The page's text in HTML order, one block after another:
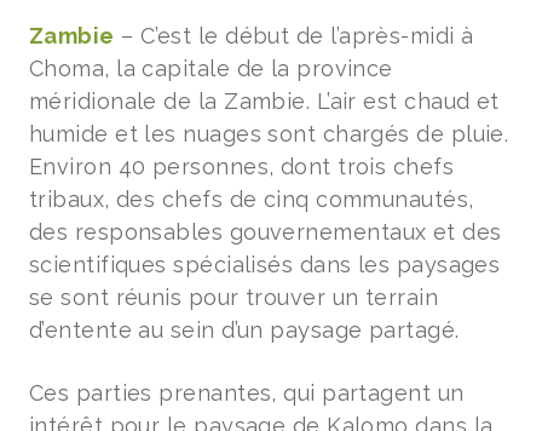
Zambie – C’est le début de l’après-midi à
Choma, la capitale de la province
méridionale de la Zambie. L’air est chaud et
humide et les nuages sont chargés de pluie.
Environ 40 personnes, dont trois chefs
tribaux, des chefs de cinq communautés,
des responsables gouvernementaux et des
scientifiques spécialisés dans les paysages
se sont réunis pour trouver un terrain
d’entente au sein d’un paysage partagé.
Ces parties prenantes, qui partagent un
intérêt pour le paysage de Kalomo dans la